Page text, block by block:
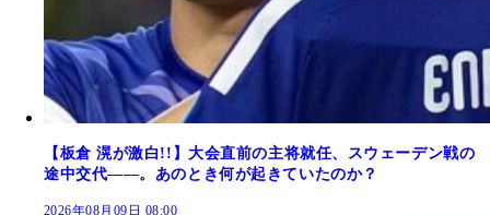
【板倉 滉が激白!!】大会直前の主将就任、スウェーデン戦の
途中交代――。あのとき何が起きていたのか？
2026年08月09日 08:00